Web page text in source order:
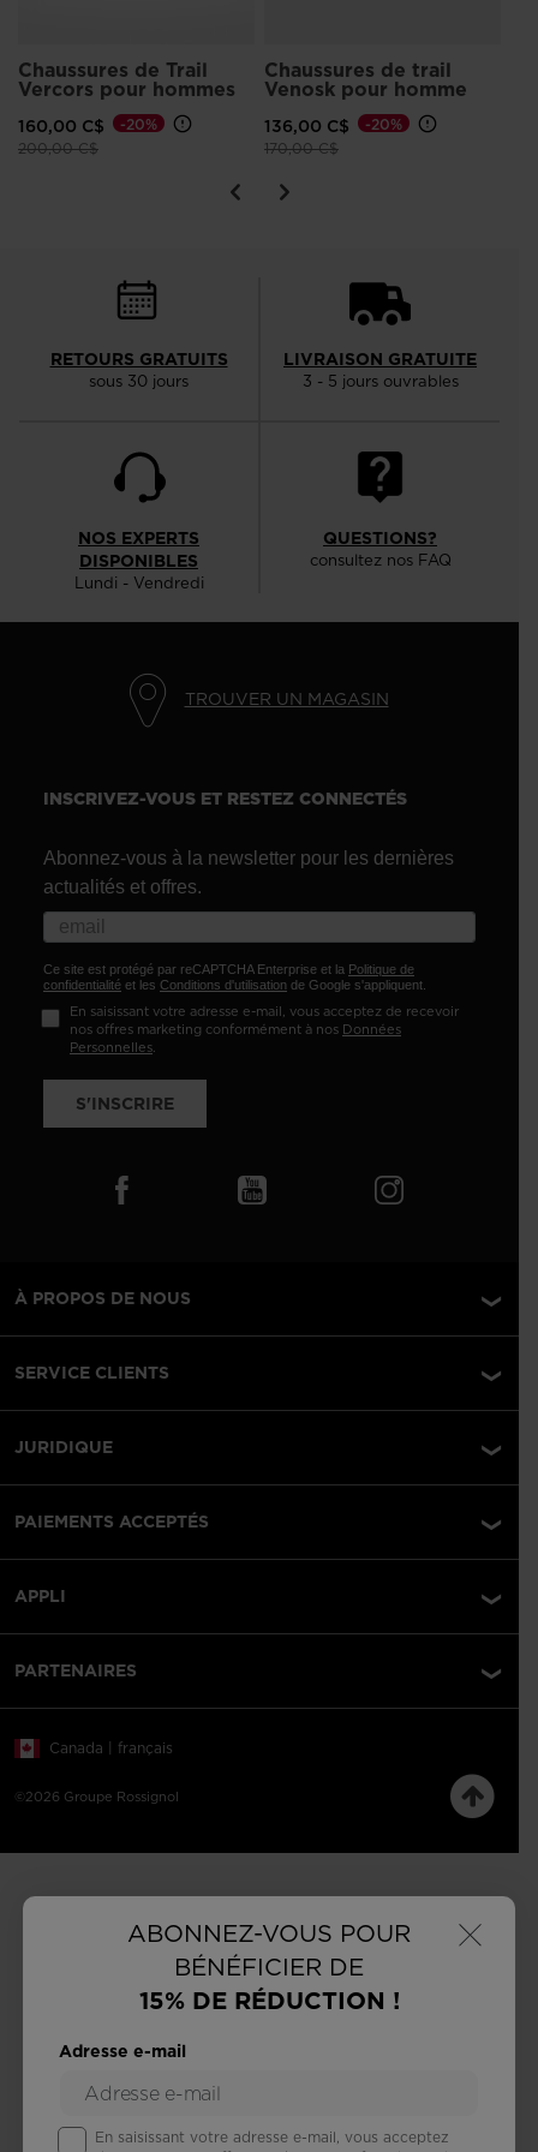
×
ABONNEZ-VOUS POUR
BÉNÉFICIER DE
15% DE RÉDUCTION !
Adresse e-mail
En saisissant votre adresse e-mail, vous acceptez
Chaussures de Trail
Vercors pour hommes
160,00 C$
Prix réduit de
200,00 C$à
-20%
Chaussures de trail
Venosk pour homme
136,00 C$
Prix réduit de
170,00 C$à
-20%
RETOURS GRATUITS
sous 30 jours
LIVRAISON GRATUITE
3 - 5 jours ouvrables
NOS EXPERTS
DISPONIBLES
Lundi - Vendredi
QUESTIONS?
consultez nos FAQ
TROUVER UN MAGASIN
INSCRIVEZ-VOUS ET RESTEZ CONNECTÉS
Abonnez-vous à la newsletter pour les dernières
actualités et offres.
Ce site est protégé par reCAPTCHA Enterprise et la Politique de
confidentialité et les Conditions d'utilisation de Google s'appliquent.
En saisissant votre adresse e-mail, vous acceptez de recevoir
nos offres marketing conformément à nos Données
Personnelles.
S'INSCRIRE
À PROPOS DE NOUS
SERVICE CLIENTS
JURIDIQUE
PAIEMENTS ACCEPTÉS
APPLI
PARTENAIRES
©2026 Groupe Rossignol
Canada | français